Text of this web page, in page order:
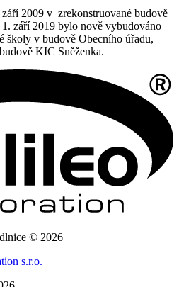
2009 v zrekonstruované budově
září 2019 bylo nově vybudováno
školy v budově Obecního úřadu,
KIC Sněženka.
© 2026
s.r.o.